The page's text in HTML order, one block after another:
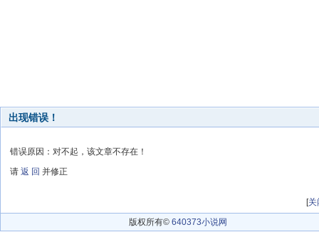
出现错误！
错误原因：对不起，该文章不存在！
请 返 回 并修正
[关
版权所有© 640373小说网